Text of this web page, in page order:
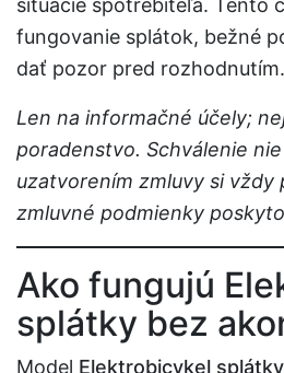
situácie spotrebiteľa. Tento
fungovanie splátok, bežné
dať pozor pred rozhodnutím.
Len na informačné účely;
poradenstvo. Schválenie
uzatvorením zmluvy si
zmluvné podmienky
Ako fungujú
splátky bez
Model Elektrobicykel